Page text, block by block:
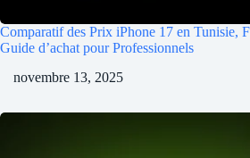
Comparatif des Prix iPhone 17 en Tunisie,
Guide d’achat pour Professionnels
novembre 13, 2025